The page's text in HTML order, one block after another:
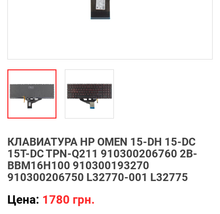
КЛАВИАТУРА HP OMEN 15-DH 15-DC
15T-DC TPN-Q211 910300206760 2B-
BBM16H100 910300193270
910300206750 L32770-001 L32775
Цена: 1780 грн.